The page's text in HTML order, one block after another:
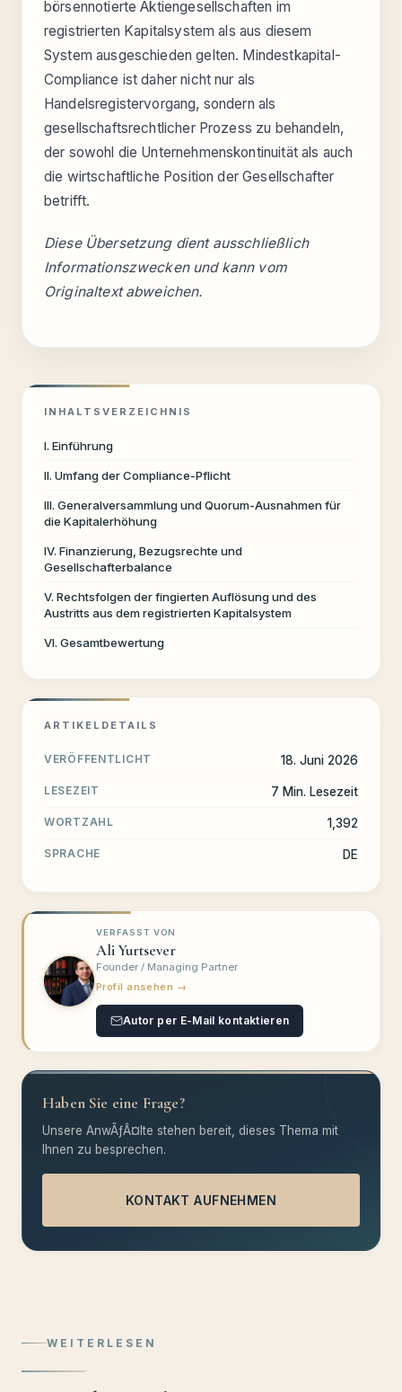
börsennotierte Aktiengesellschaften im
registrierten Kapitalsystem als aus diesem
System ausgeschieden gelten. Mindestkapital-
Compliance ist daher nicht nur als
Handelsregistervorgang, sondern als
gesellschaftsrechtlicher Prozess zu behandeln,
der sowohl die Unternehmenskontinuität als auch
die wirtschaftliche Position der Gesellschafter
betrifft.
Diese Übersetzung dient ausschließlich
Informationszwecken und kann vom
Originaltext abweichen.
INHALTSVERZEICHNIS
I. Einführung
II. Umfang der Compliance-Pflicht
III. Generalversammlung und Quorum-Ausnahmen für
die Kapitalerhöhung
IV. Finanzierung, Bezugsrechte und
Gesellschafterbalance
V. Rechtsfolgen der fingierten Auflösung und des
Austritts aus dem registrierten Kapitalsystem
VI. Gesamtbewertung
ARTIKELDETAILS
VERÖFFENTLICHT 18. Juni 2026
LESEZEIT 7 Min. Lesezeit
WORTZAHL 1,392
SPRACHE DE
VERFASST VON
Ali Yurtsever
Founder / Managing Partner
Profil ansehen →
Autor per E-Mail kontaktieren
Haben Sie eine Frage?
Unsere AnwÃƒÂ¤lte stehen bereit, dieses Thema mit
Ihnen zu besprechen.
KONTAKT AUFNEHMEN
WEITERLESEN